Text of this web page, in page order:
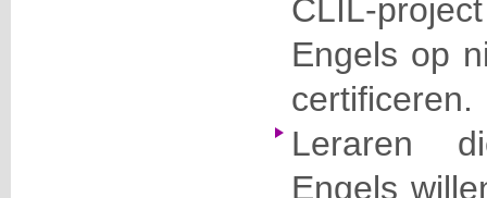
CLIL-
Engels op
certificeren.
Leraren
Engels